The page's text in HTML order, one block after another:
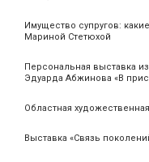
Имущество супругов:
Мариной Стетюхой
Персональная выставка
Эдуарда Абжинова «В
Областная
Выставка «Связь